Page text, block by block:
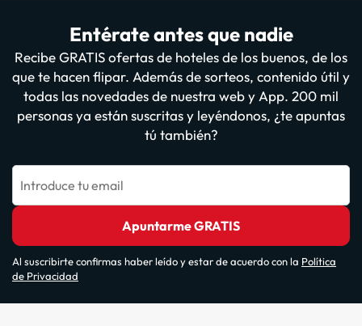
Entérate antes que nadie
Recibe GRATIS ofertas de hoteles de los buenos, de los
que te hacen flipar. Además de sorteos, contenido útil y
todas las novedades de nuestra web y App. 200 mil
personas ya están suscritas y leyéndonos, ¿te apuntas
tú también?
Introduce tu email
Apuntarme GRATIS
Al suscribirte confirmas haber leído y estar de acuerdo con la Política
de Privacidad